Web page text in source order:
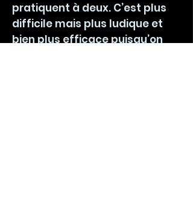
pratiquent à deux. C’est plus
difficile mais plus ludique et
bien plus efficace puisqu’on